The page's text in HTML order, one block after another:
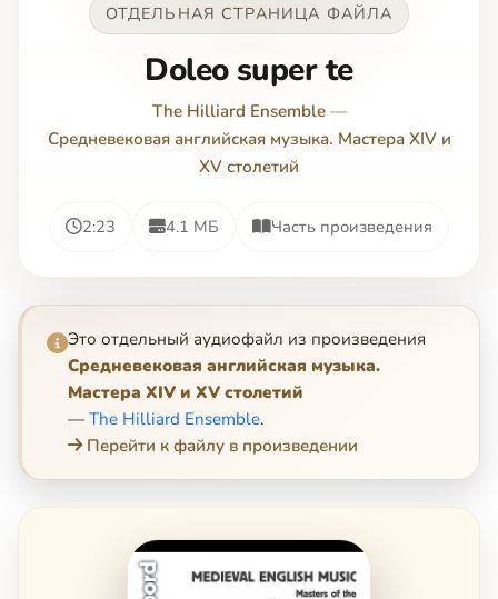
ОТДЕЛЬНАЯ СТРАНИЦА ФАЙЛА
Doleo super te
The Hilliard Ensemble—
Средневековая английская музыка. Мастера XIV и
XV столетий
2:23 4.1 МБ Часть произведения
Это отдельный аудиофайл из произведения
Средневековая английская музыка.
Мастера XIV и XV столетий
— The Hilliard Ensemble.
Перейти к файлу в произведении